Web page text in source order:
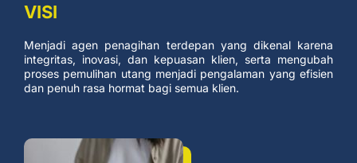
VISI
Menjadi agen penagihan terdepan yang dikenal karena
integritas, inovasi, dan kepuasan klien, serta mengubah
proses pemulihan utang menjadi pengalaman yang efisien
dan penuh rasa hormat bagi semua klien.